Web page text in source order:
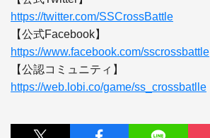
https://twitter.com/SSCrossBattle
https://www.facebook.com/sscrossbattle
https://web.lobi.co/game/ss_crossbatlle